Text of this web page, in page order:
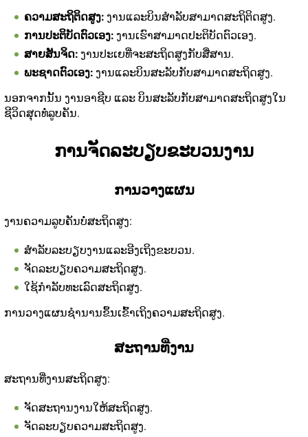
ຄວາມສະຖິຕິດສູງ: ງານແລະບິນສໍາລັບສາມາດສະຖິຕິດສູງ.
ການປະຕິບັດຕົວເອງ: ງານເຮົາສາມາດປະຕິບັດຕົວເອງ.
ສາຍສັນຈິດ: ງານປະເຍທີ່ຈະສະຖິດສູງກັບສື່ສານ.
ພະຊາດຕົວເອງ: ງານແລະບິນສະລັບກັບສາມາດສະຖິດສູງ.
ນອກຈາກນັ້ນ ງານອາຊີບ ແລະ ບິນສະລັບກັບສາມາດສະຖິດສູງໃນ
ຊີວິດສຸດທໍ່ລູບຄັນ.
ການຈັດລະບຽບຂະບວນງານ
ການວາງແຜນ
ງານຄວາມລູບຄັນບໍ່ສະຖິດສູງ:
ສໍາລັບລະບຽບງານແລະອີງເຖິງຂະບວນ.
ຈັດລະບຽບຄວາມສະຖິດສູງ.
ໃຊ້ກຳລັບທະເລົດສະຖິດສູງ.
ການວາງແຜນຊໍານານຂຶ້ນເຂົ້າເຖິງຄວາມສະຖິດສູງ.
ສະຖານທີ່ງານ
ສະຖານທີ່ງານສະຖິດສູງ:
ຈັດສະຖານງານໃຫ້ສະຖິດສູງ.
ຈັດລະບຽບຄວາມສະຖິດສູງ.